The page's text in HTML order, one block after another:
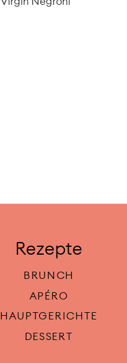
Rezepte
BRUNCH
APÉRO
HAUPTGERICHTE
DESSERT